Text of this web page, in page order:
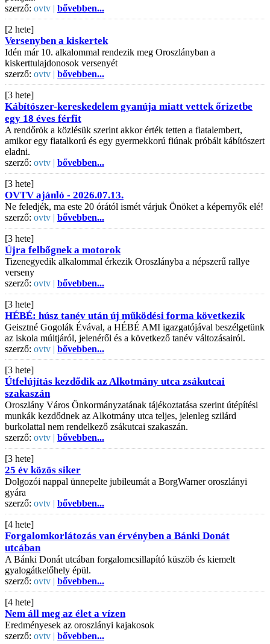
szerző: ovtv | bővebben...
[2 hete]
Versenyben a kiskertek
Idén már 10. alkalommal rendezik meg Oroszlányban a
kiskerttulajdonosok versenyét
szerző: ovtv | bővebben...
[3 hete]
Kábítószer-kereskedelem gyanúja miatt vettek őrizetbe
egy 18 éves férfit
A rendőrök a közlésük szerint akkor érték tetten a fiatalembert,
amikor egy fiatalkorú és egy gyermekkorú fiúnak próbált kábítószert
eladni.
szerző: ovtv | bővebben...
[3 hete]
OVTV ajánló - 2026.07.13.
Ne feledjék, ma este 20 órától ismét várjuk Önöket a képernyők elé!
szerző: ovtv | bővebben...
[3 hete]
Újra felbőgnek a motorok
Tizenegyedik alkalommal érkezik Oroszlányba a népszerű rallye
verseny
szerző: ovtv | bővebben...
[3 hete]
HÉBÉ: húsz tanév után új működési forma következik
Geisztné Gogolák Évával, a HÉBÉ AMI igazgatójával beszélgetünk
az iskola múltjáról, jelenéről és a következő tanév változásairól.
szerző: ovtv | bővebben...
[3 hete]
Útfelújítás kezdődik az Alkotmány utca zsákutcai
szakaszán
Oroszlány Város Önkormányzatának tájékoztatása szerint útépítési
munkák kezdődnek az Alkotmány utca teljes, jelenleg szilárd
burkolattal nem rendelkező zsákutcai szakaszán.
szerző: ovtv | bővebben...
[3 hete]
25 év közös siker
Dolgozói nappal ünnepelte jubileumát a BorgWarner oroszlányi
gyára
szerző: ovtv | bővebben...
[4 hete]
Forgalomkorlátozás van érvényben a Bánki Donát
utcában
A Bánki Donát utcában forgalomcsillapító küszöb és kiemelt
gyalogátkelőhely épül.
szerző: ovtv | bővebben...
[4 hete]
Nem áll meg az élet a vízen
Eredményesek az oroszlányi kajakosok
szerző: ovtv | bővebben...